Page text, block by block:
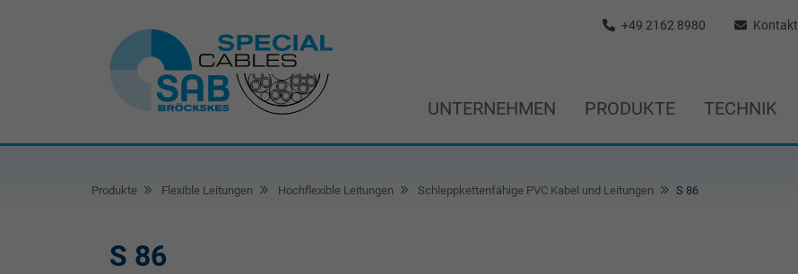
+49 2162 8980 Kontakt
UNTERNEHMEN PRODUKTE TECHNIK
Produkte Flexible Leitungen Hochflexible Leitungen Schleppkettenfähige PVC Kabel und Leitungen S 86
S 86